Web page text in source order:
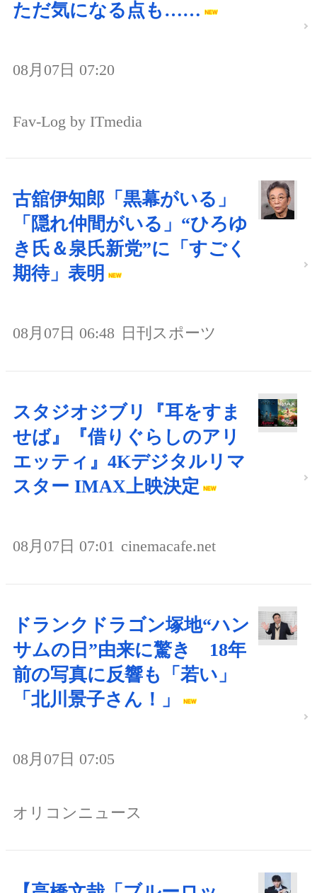
ただ気になる点も……
08月07日 07:20
Fav-Log by ITmedia
古舘伊知郎「黒幕がいる」
「隠れ仲間がいる」“ひろゆ
き氏＆泉氏新党”に「すごく
期待」表明
08月07日 06:48 日刊スポーツ
スタジオジブリ『耳をすま
せば』『借りぐらしのアリ
エッティ』4Kデジタルリマ
スター IMAX上映決定
08月07日 07:01 cinemacafe.net
ドランクドラゴン塚地“ハン
サムの日”由来に驚き 18年
前の写真に反響も「若い」
「北川景子さん！」
08月07日 07:05
オリコンニュース